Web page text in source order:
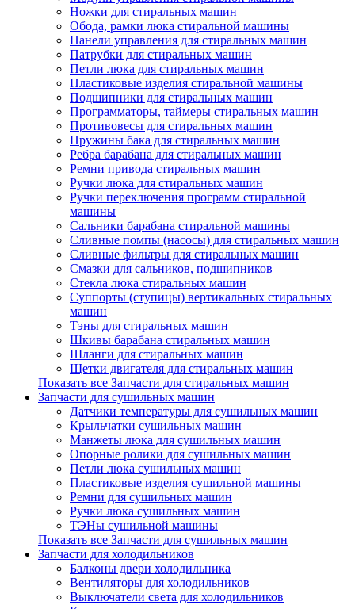
Ножки для стиральных машин
Обода, рамки люка стиральной машины
Панели управления для стиральных машин
Патрубки для стиральных машин
Петли люка для стиральных машин
Пластиковые изделия стиральной машины
Подшипники для стиральных машин
Программаторы, таймеры стиральных машин
Противовесы для стиральных машин
Пружины бака для стиральных машин
Ребра барабана для стиральных машин
Ремни привода стиральных машин
Ручки люка для стиральных машин
Ручки переключения программ стиральной
машины
Сальники барабана стиральной машины
Сливные помпы (насосы) для стиральных машин
Сливные фильтры для стиральных машин
Смазки для сальников, подшипников
Стекла люка стиральных машин
Суппорты (ступицы) вертикальных стиральных
машин
Тэны для стиральных машин
Шкивы барабана стиральных машин
Шланги для стиральных машин
Щетки двигателя для стиральных машин
Показать все Запчасти для стиральных машин
Запчасти для сушильных машин
Датчики температуры для сушильных машин
Крыльчатки сушильных машин
Манжеты люка для сушильных машин
Опорные ролики для сушильных машин
Петли люка сушильных машин
Пластиковые изделия сушильной машины
Ремни для сушильных машин
Ручки люка сушильных машин
ТЭНы сушильной машины
Показать все Запчасти для сушильных машин
Запчасти для холодильников
Балконы двери холодильника
Вентиляторы для холодильников
Выключатели света для холодильников